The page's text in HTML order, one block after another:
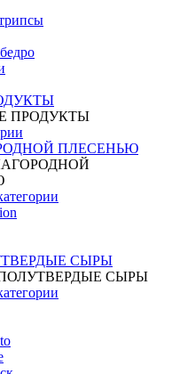
ПРОДУКТЫ
ПЛЕСЕНЬЮ
СЫРЫ
СЫРЫ